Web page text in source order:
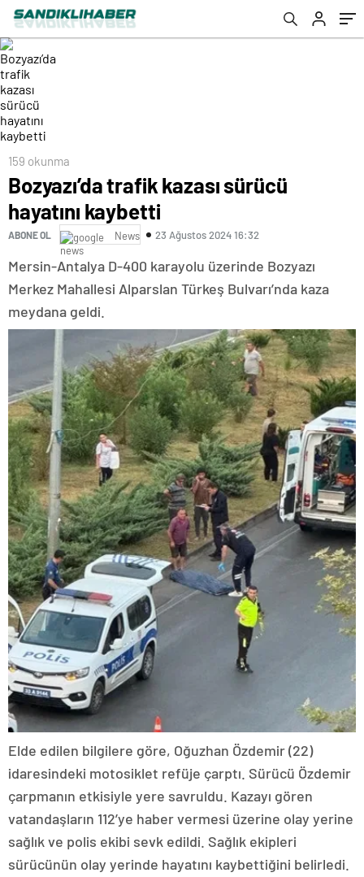
159 okunma
Bozyazı’da trafik kazası sürücü
hayatını kaybetti
ABONE OL News 23 Ağustos 2024 16:32
Mersin-Antalya D-400 karayolu üzerinde Bozyazı
Merkez Mahallesi Alparslan Türkeş Bulvarı’nda kaza
meydana geldi.
Elde edilen bilgilere göre, Oğuzhan Özdemir (22)
idaresindeki motosiklet refüje çarptı. Sürücü Özdemir
çarpmanın etkisiyle yere savruldu. Kazayı gören
vatandaşların 112’ye haber vermesi üzerine olay yerine
sağlık ve polis ekibi sevk edildi. Sağlık ekipleri
sürücünün olay yerinde hayatını kaybettiğini belirledi.